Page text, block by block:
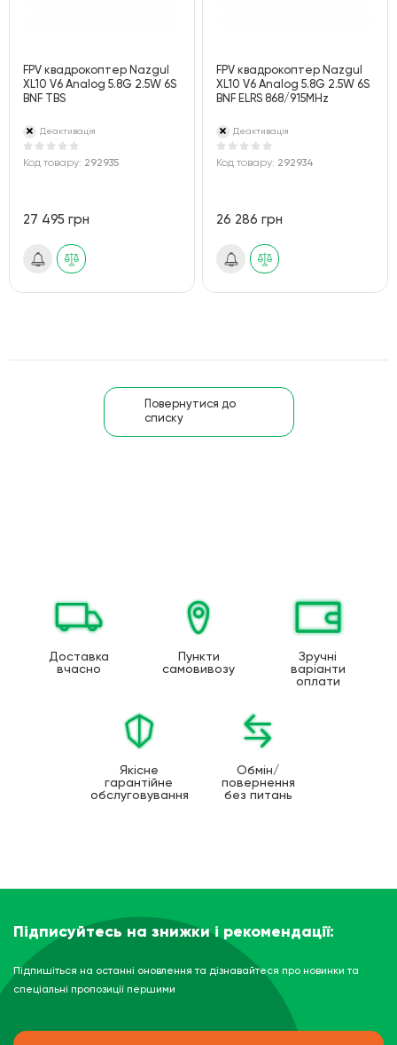
FPV квадрокоптер Nazgul
XL10 V6 Analog 5.8G 2.5W 6S
BNF TBS
Деактивація
Код товару: 292935
27 495 грн
FPV квадрокоптер Nazgul
XL10 V6 Analog 5.8G 2.5W 6S
BNF ELRS 868/915MHz
Деактивація
Код товару: 292934
26 286 грн
Повернутися до
списку
Доставка
вчасно
Пункти
самовивозу
Зручні
варіанти
оплати
Якісне
гарантійне
обслуговування
Обмін/
повернення
без питань
Підписуйтесь на знижки і рекомендації:
Підпишіться на останні оновлення та дізнавайтеся про новинки та
спеціальні пропозиції першими